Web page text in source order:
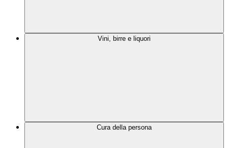
Vini, birre e liquori
Cura della persona